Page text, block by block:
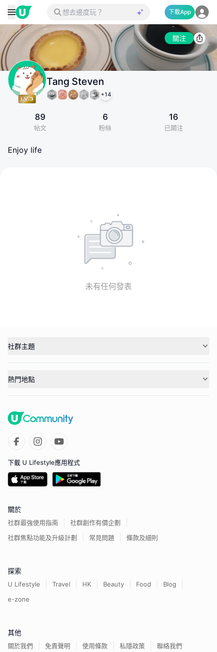
下載App
關注
Tang Steven
+14
89
帖文
6
粉絲
16
已關注
Enjoy life
未有任何發表
社群主題
熱門地點
下載 U Lifestyle應用程式
關於
社群最強使用指南
社群創作有價企劃
社群焦點功能及升級計劃
常見問題 條款及細則
探索
U Lifestyle Travel HK Beauty Food
Blog
e-zone
其他
關於我們 免責聲明 使用條款 私隱政策 聯絡我們